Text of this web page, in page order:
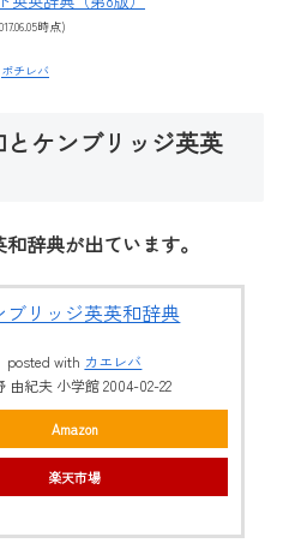
時点)
ポチレバ
ケンブリッジ英英
辞典が出ています。
ブリッジ英英和辞典
posted with カエレバ
由紀夫 小学館 2004-02-22
Amazon
楽天市場